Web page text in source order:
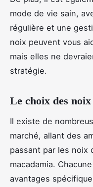
mode de vie sain,
régulière et une
noix peuvent vous
mais elles ne
stratégie.
Le choix des noix
Il existe de
marché, allant des
passant par les noix
macadamia.
avantages